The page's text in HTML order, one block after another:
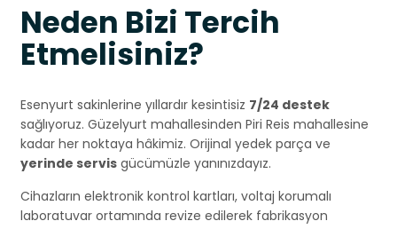
Neden Bizi Tercih
Etmelisiniz?
Esenyurt sakinlerine yıllardır kesintisiz 7/24 destek
sağlıyoruz. Güzelyurt mahallesinden Piri Reis mahallesine
kadar her noktaya hâkimiz. Orijinal yedek parça ve
yerinde servis gücümüzle yanınızdayız.
Cihazların elektronik kontrol kartları, voltaj korumalı
laboratuvar ortamında revize edilerek fabrikasyon